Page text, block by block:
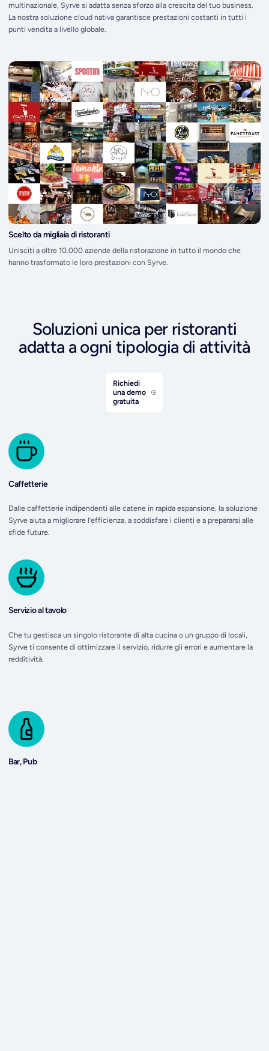
multinazionale, Syrve si adatta senza sforzo alla crescita del tuo business.
La nostra soluzione cloud nativa garantisce prestazioni costanti in tutti i
punti vendita a livello globale.
Scelto da migliaia di ristoranti
Unisciti a oltre 10.000 aziende della ristorazione in tutto il mondo che
hanno trasformato le loro prestazioni con Syrve.
Soluzioni unica per ristoranti
adatta a ogni tipologia di attività
Richiedi
una demo
gratuita
Caffetterie
Dalle caffetterie indipendenti alle catene in rapida espansione, la soluzione
Syrve aiuta a migliorare l’efficienza, a soddisfare i clienti e a prepararsi alle
sfide future.
Servizio al tavolo
Che tu gestisca un singolo ristorante di alta cucina o un gruppo di locali,
Syrve ti consente di ottimizzare il servizio, ridurre gli errori e aumentare la
redditività.
Bar, Pub